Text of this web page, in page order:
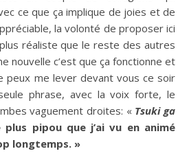
ce que ça implique de joies et de
la volonté de proposer ici
réaliste que le reste des autres
nouvelle c’est que ça fonctionne et
peux me lever devant vous ce soir
phrase, avec la voix forte, le
vaguement droites: « Tsuki ga
pipou que j’ai vu en animé
longtemps. »